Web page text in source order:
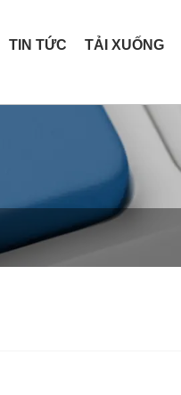
TIN TỨC TẢI XUỐNG